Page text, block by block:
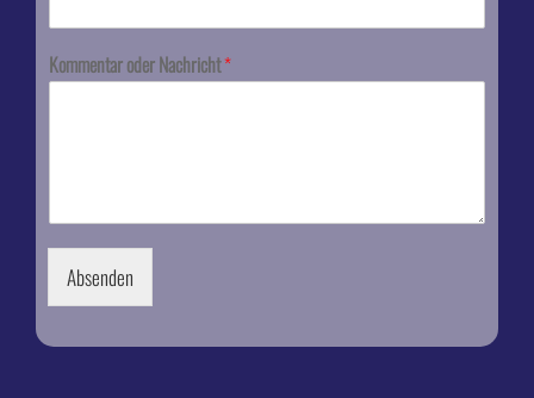
Kommentar oder Nachricht*
Absenden